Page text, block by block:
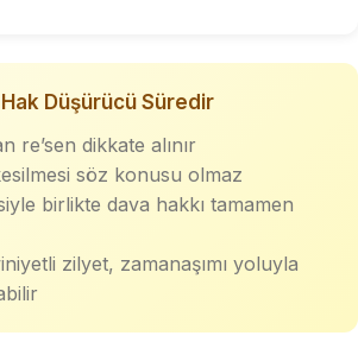
Hak Düşürücü Süredir
re’sen dikkate alınır
söz konusu olmaz
birlikte dava hakkı tamamen
zilyet, zamanaşımı yoluyla